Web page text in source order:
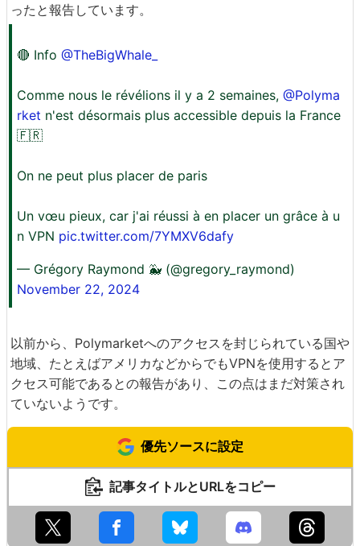
ったと報告しています。
🔴 Info @TheBigWhale_
Comme nous le révélions il y a 2 semaines, @Polyma
rket n'est désormais plus accessible depuis la France
🇫🇷
On ne peut plus placer de paris
Un vœu pieux, car j'ai réussi à en placer un grâce à u
n VPN pic.twitter.com/7YMXV6dafy
— Grégory Raymond 🐳 (@gregory_raymond)
November 22, 2024
以前から、Polymarketへのアクセスを封じられている国や
地域、たとえばアメリカなどからでもVPNを使用するとア
クセス可能であるとの報告があり、この点はまだ対策され
ていないようです。
優先ソースに設定
記事タイトルとURLをコピー